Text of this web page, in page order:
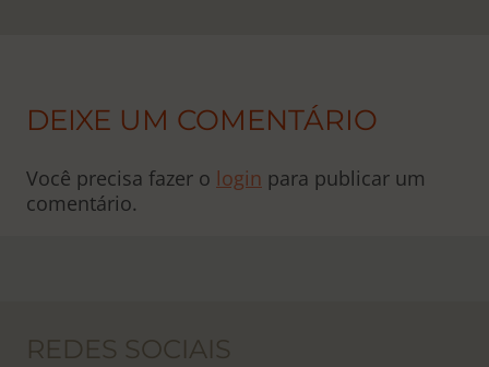
DEIXE UM COMENTÁRIO
Você precisa fazer o login para publicar um
comentário.
REDES SOCIAIS